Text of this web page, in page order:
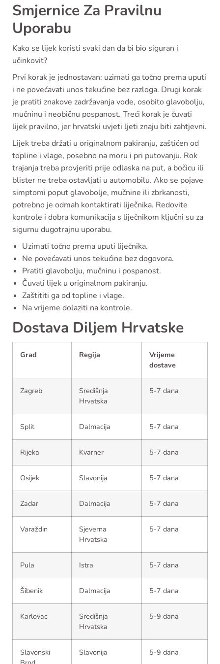
Smjernice Za Pravilnu
Uporabu
Kako se lijek koristi svaki dan da bi bio siguran i
učinkovit?
Prvi korak je jednostavan: uzimati ga točno prema uputi
i ne povećavati unos tekućine bez razloga. Drugi korak
je pratiti znakove zadržavanja vode, osobito glavobolju,
mučninu i neobičnu pospanost. Treći korak je čuvati
lijek pravilno, jer hrvatski uvjeti ljeti znaju biti zahtjevni.
Lijek treba držati u originalnom pakiranju, zaštićen od
topline i vlage, posebno na moru i pri putovanju. Rok
trajanja treba provjeriti prije odlaska na put, a bočicu ili
blister ne treba ostavljati u automobilu. Ako se pojave
simptomi poput glavobolje, mučnine ili zbrkanosti,
potrebno je odmah kontaktirati liječnika. Redovite
kontrole i dobra komunikacija s liječnikom ključni su za
sigurnu dugotrajnu uporabu.
Uzimati točno prema uputi liječnika.
Ne povećavati unos tekućine bez dogovora.
Pratiti glavobolju, mučninu i pospanost.
Čuvati lijek u originalnom pakiranju.
Zaštititi ga od topline i vlage.
Na vrijeme dolaziti na kontrole.
Dostava Diljem Hrvatske
Grad Regija
Vrijeme
dostave
Zagreb
Središnja
Hrvatska
5-7 dana
Split Dalmacija 5-7 dana
Rijeka Kvarner 5-7 dana
Osijek Slavonija 5-7 dana
Zadar Dalmacija 5-7 dana
Varaždin
Sjeverna
Hrvatska
5-7 dana
Pula Istra 5-7 dana
Šibenik Dalmacija 5-7 dana
Karlovac
Središnja
Hrvatska
5-9 dana
Slavonski
Slavonija 5-9 dana